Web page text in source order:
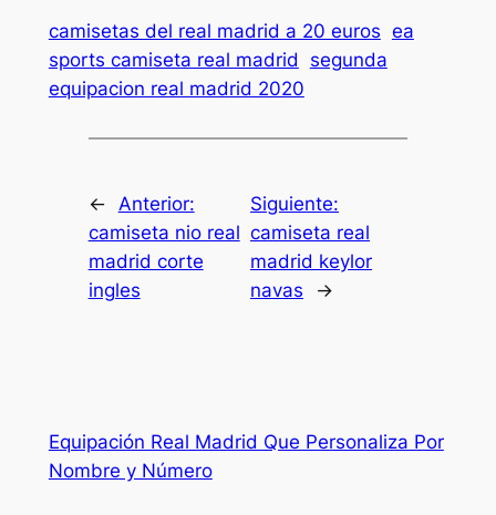
camisetas del real madrid a 20 euros ea
sports camiseta real madrid
segunda
equipacion real madrid 2020
←
Anterior:
camiseta nio real
madrid corte
ingles
Siguiente:
camiseta real
madrid keylor
navas
→
Equipación Real Madrid Que Personaliza Por
Nombre y Número